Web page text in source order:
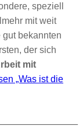
speziell
mit weit
bekannten
der sich
mit
„Was ist die